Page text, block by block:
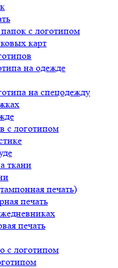
с логотипом
карт
на одежде
на спецодежду
с логотипом
ткани
печать)
печать
печать
с логотипом